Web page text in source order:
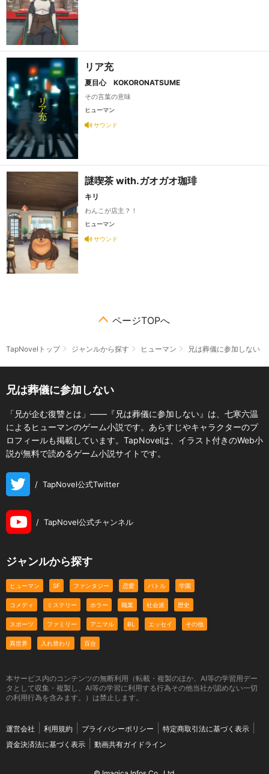
リア充
夏目心 KOKORONATSUME
その言葉の意味
ヒューマン
サウンド
謎喫茶 with.ガオガオ珈琲
キリ
わんこが店主？！
ヒューマン
サウンド
ページTOPへ
TapNovelトップ ジャンルから探す ヒューマン 兄は葬儀に参加しない
兄は葬儀に参加しない
「兄が企む復讐とは」――『兄は葬儀に参加しない』は、七寒六温
によるヒューマンのゲーム小説です。あらすじやキャラクターのプ
ロフィールも掲載しています。TapNovelは、イラスト付きのWeb小
説が無料で読めるゲーム小説サイトです。
/ TapNovel公式Twitter
/ TapNovel公式チャンネル
ジャンルから探す
ヒューマン SF ファンタジー 恋愛 バトル 学園
コメディ ミステリー ホラー 職業 社会派 歴史
スポーツ ファミリー アニマル BL エッセイ その他
異世界 入れ替わり 百合
本サービス内のコンテンツの無断利用（転載・複製のほか、AI等の学習用デー
タとして収集・複製し、AI等の学習に利用する行為その他当社が認めない一切
の利用行為を含みます。）は禁止します。
運営会社 利用規約 プライバシーポリシー
特定商取引法に基づく表示
資金決済法に基づく表示
動画共有ガイドライン